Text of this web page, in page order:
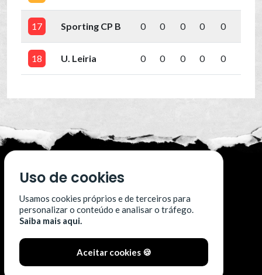
17 Sporting CP B 0 0 0 0 0
18 U. Leiria 0 0 0 0 0
#SóOsDurosVencem
Uso de cookies
Usamos cookies próprios e de terceiros para
personalizar o conteúdo e analisar o tráfego.
Saiba mais aqui.
Aceitar cookies 🍪